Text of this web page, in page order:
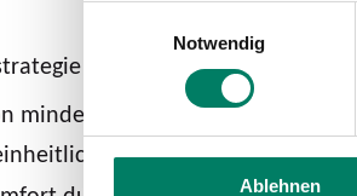
Notwendig
Ablehnen
im go.Rheinland-Gebiet
mindestens zwei
Design und klare